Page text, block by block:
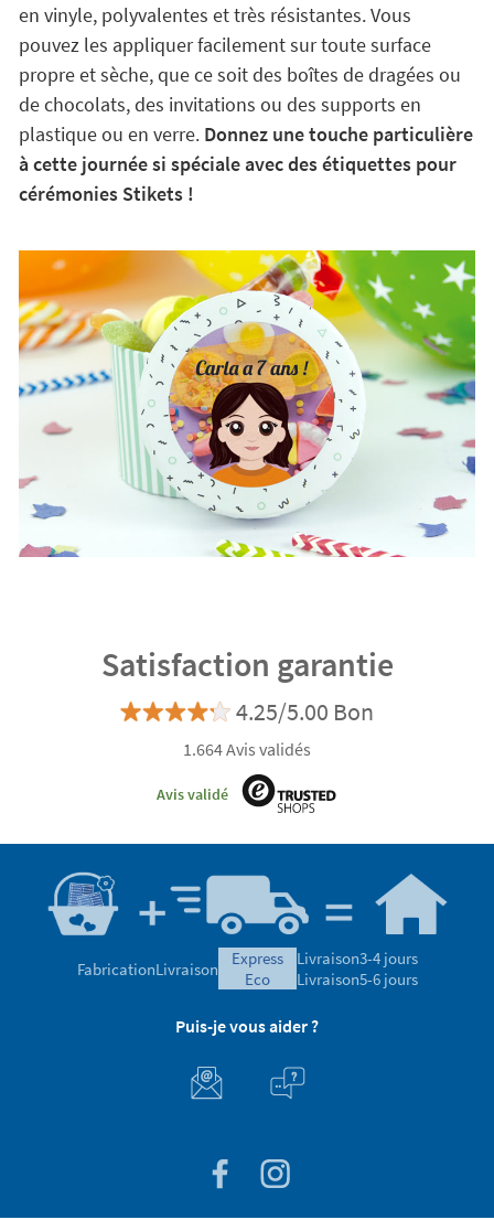
en vinyle, polyvalentes et très résistantes. Vous
pouvez les appliquer facilement sur toute surface
propre et sèche, que ce soit des boîtes de dragées ou
de chocolats, des invitations ou des supports en
plastique ou en verre. Donnez une touche particulière
à cette journée si spéciale avec des étiquettes pour
cérémonies Stikets !
Satisfaction garantie
4.25/5.00 Bon
1.664 Avis validés
Avis validé
FabricationLivraison
express
eco
Livraison3-4 jours
Livraison5-6 jours
Puis-je vous aider ?